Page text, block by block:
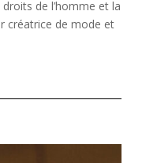
de l’homme et la
créatrice de mode et